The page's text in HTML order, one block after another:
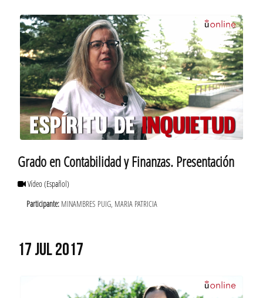
Grado en Contabilidad y Finanzas. Presentación
Vídeo(Español)
Participante: MINAMBRES PUIG, MARIA PATRICIA
17 JUL 2017